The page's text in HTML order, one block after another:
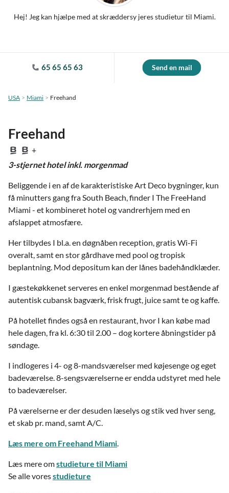
Hej! Jeg kan hjælpe med at skræddersy jeres studietur til Miami.
65 65 65 63 Send en mail
USA Miami Freehand
Freehand
+
3-stjernet hotel inkl. morgenmad
Beliggende i en af de karakteristiske Art Deco bygninger, kun
få minutters gang fra South Beach, finder I The FreeHand
Miami - et kombineret hotel og vandrerhjem med en
afslappet atmosfære.
Her tilbydes I bl.a. en døgnåben reception, gratis Wi-Fi
overalt, samt en stor gårdhave med pool og tropisk
beplantning. Mod depositum kan der lånes badehåndklæder.
I gæstekøkkenet serveres en enkel morgenmad bestående af
autentisk cubansk bagværk, frisk frugt, juice samt te og kaffe.
På hotellet findes også en restaurant, hvor I kan købe mad
hele dagen, fra kl. 6:30 til 2.00 – dog kortere åbningstider på
søndage.
I indlogeres i 4- og 8-mandsværelser med køjesenge og eget
badeværelse. 8-sengsværelserne er endda udstyret med hele
to badeværelser.
På værelserne er der desuden læselys og stik ved hver seng,
et skab pr. mand, samt A/C.
Læs mere om Freehand Miami.
Læs mere omstudieture til Miami
Se alle voresstudieture